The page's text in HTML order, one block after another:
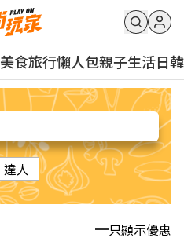
美食旅行懶人包親子生活日韓
達人
只顯示優惠